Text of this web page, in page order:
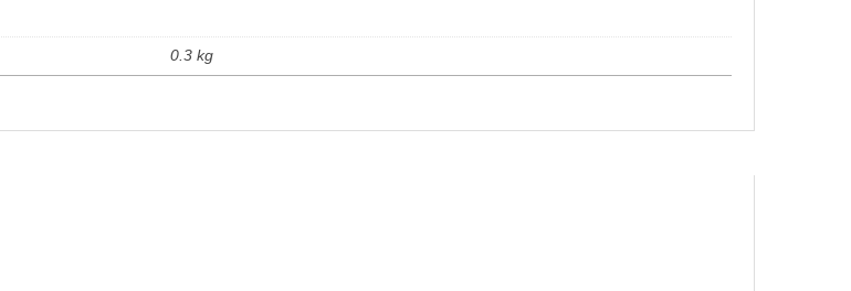
0.3 kg